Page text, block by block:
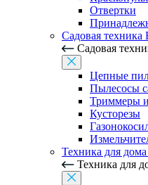
Отвертки
Садовая
Садовая
Цепные
Пылесосы
Триммеры
Кусторезы
Техника для
Техника для